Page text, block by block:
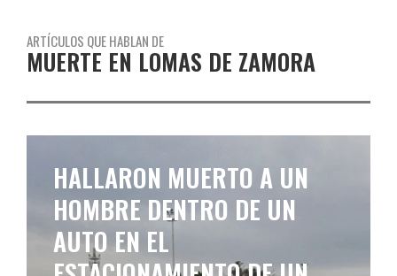
ARTÍCULOS QUE HABLAN DE
MUERTE EN LOMAS DE ZAMORA
HALLARON MUERTO A UN
HOMBRE DENTRO DE UN
AUTO EN EL